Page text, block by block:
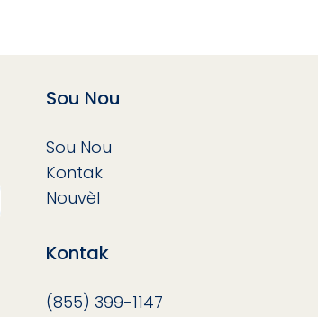
Sou Nou
Sou Nou
Kontak
Nouvèl
Kontak
(855) 399-1147